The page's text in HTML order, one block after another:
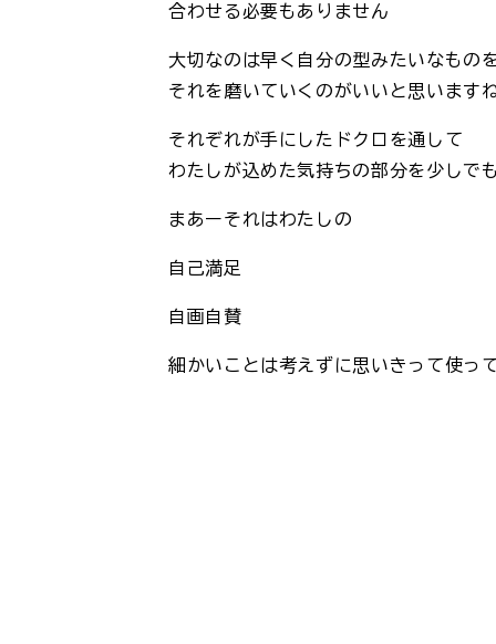
合わせる必要もありません
大切なのは早く自分の型みたいなもの
それを磨いていくのがいいと思います
それぞれが手にしたドクロを通して
わたしが込めた気持ちの部分を少しで
まあーそれはわたしの
自己満足
自画自賛
細かいことは考えずに思いきって使っ